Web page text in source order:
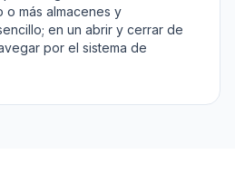
o más almacenes y
en un abrir y cerrar de
por el sistema de